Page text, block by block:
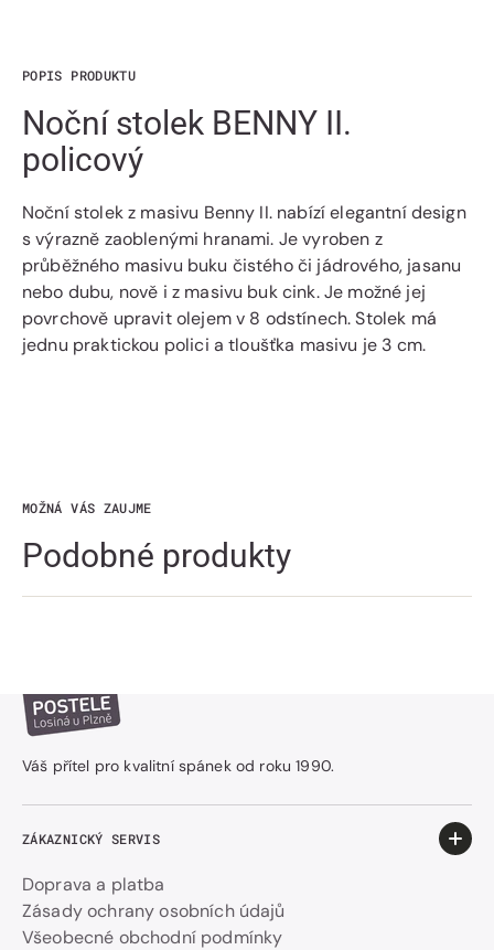
POPIS PRODUKTU
Noční stolek BENNY II.
policový
Noční stolek z masivu Benny II. nabízí elegantní design
s výrazně zaoblenými hranami. Je vyroben z
průběžného masivu buku čistého či jádrového, jasanu
nebo dubu, nově i z masivu buk cink. Je možné jej
povrchově upravit olejem v 8 odstínech. Stolek má
jednu praktickou polici a tloušťka masivu je 3 cm.
MOŽNÁ VÁS ZAUJME
Podobné produkty
Váš přítel pro kvalitní spánek od roku 1990.
ZÁKAZNICKÝ SERVIS
Doprava a platba
Zásady ochrany osobních údajů
Všeobecné obchodní podmínky